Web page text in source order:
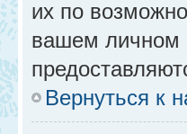
их по
вашем личном
Вернуться к